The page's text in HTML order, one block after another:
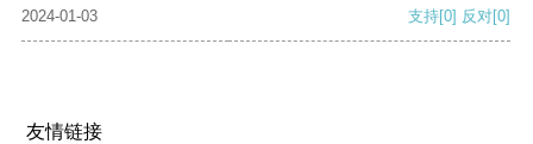
2024-01-03 支持[0] 反对[0]
友情链接